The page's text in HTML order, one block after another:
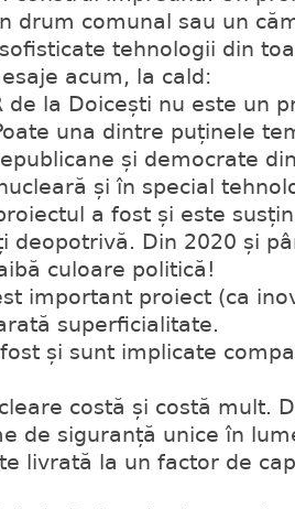
drum comunal sau un
tehnologii din
acum, la cald:
de la Doicești nu este un
una dintre puținele
și democrate
și în special
a fost și este
deopotrivă. Din 2020 și
culoare politică!
important proiect (ca
superficialitate.
și sunt implicate
costă și costă mult.
de siguranță unice în
livrată la un factor de